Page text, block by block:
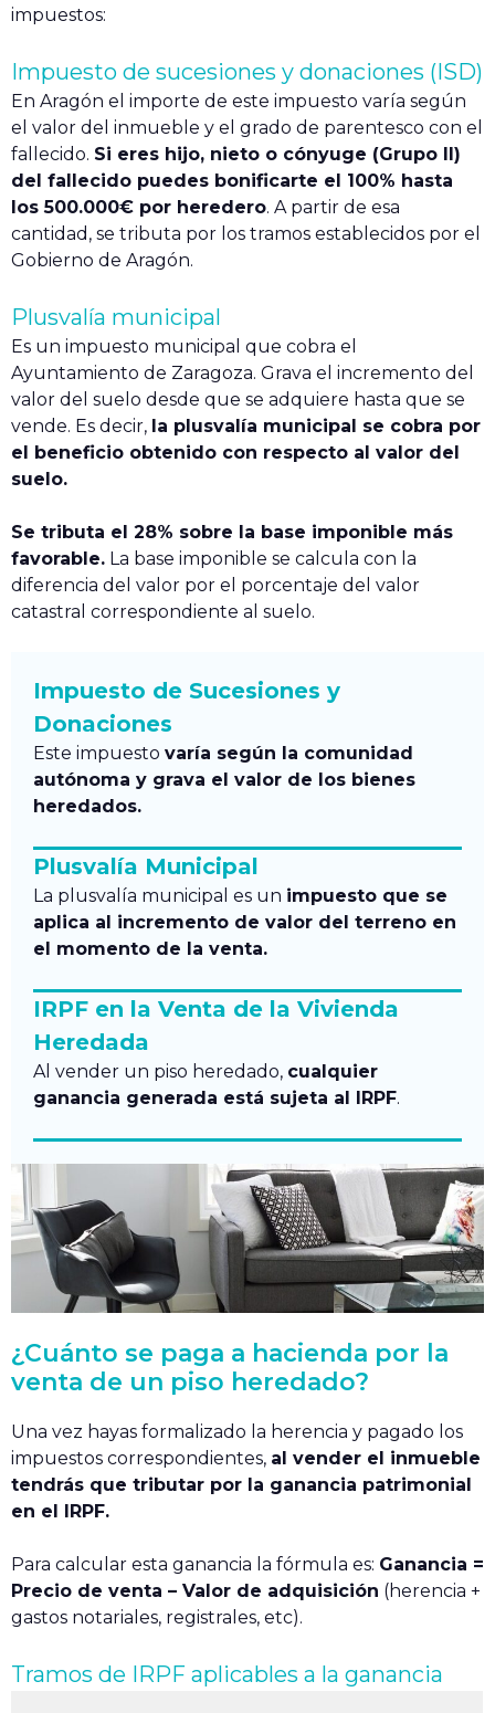
impuestos:
Impuesto de sucesiones y donaciones (ISD)
En Aragón el importe de este impuesto varía según
el valor del inmueble y el grado de parentesco con el
fallecido. Si eres hijo, nieto o cónyuge (Grupo II)
del fallecido puedes bonificarte el 100% hasta
los 500.000€ por heredero. A partir de esa
cantidad, se tributa por los tramos establecidos por el
Gobierno de Aragón.
Plusvalía municipal
Es un impuesto municipal que cobra el
Ayuntamiento de Zaragoza. Grava el incremento del
valor del suelo desde que se adquiere hasta que se
vende. Es decir, la plusvalía municipal se cobra por
el beneficio obtenido con respecto al valor del
suelo.
Se tributa el 28% sobre la base imponible más
favorable. La base imponible se calcula con la
diferencia del valor por el porcentaje del valor
catastral correspondiente al suelo.
Impuesto de Sucesiones y
Donaciones
Este impuesto varía según la comunidad
autónoma y grava el valor de los bienes
heredados.
Plusvalía Municipal
La plusvalía municipal es un impuesto que se
aplica al incremento de valor del terreno en
el momento de la venta.
IRPF en la Venta de la Vivienda
Heredada
Al vender un piso heredado, cualquier
ganancia generada está sujeta al IRPF.
¿Cuánto se paga a hacienda por la
venta de un piso heredado?
Una vez hayas formalizado la herencia y pagado los
impuestos correspondientes, al vender el inmueble
tendrás que tributar por la ganancia patrimonial
en el IRPF.
Para calcular esta ganancia la fórmula es: Ganancia =
Precio de venta – Valor de adquisición (herencia +
gastos notariales, registrales, etc).
Tramos de IRPF aplicables a la ganancia